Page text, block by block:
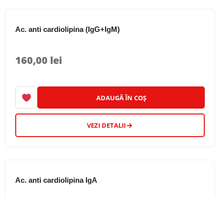
Ac. anti cardiolipina (IgG+IgM)
160,00 lei
ADAUGĂ ÎN COȘ
VEZI DETALII
Ac. anti cardiolipina IgA